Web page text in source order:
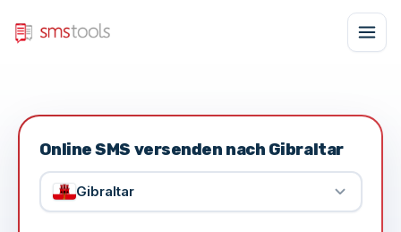
Online SMS versenden nach Gibraltar
Gibraltar